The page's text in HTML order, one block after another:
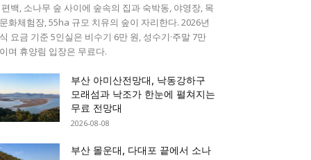
백, 소나무 숲 사이에 숲속의 집과 숙박동, 야영장, 목
화체험장, 55ha 규모 치유의 숲이 자리한다. 2026년
요금 기준 5인실은 비수기 6만 원, 성수기·주말 7만
며 휴양림 입장은 무료다.
부산 아미산전망대, 낙동강하구
모래섬과 낙조가 한눈에 펼쳐지는
무료 전망대
2026-08-08
부산 몰운대, 다대포 끝에서 소나